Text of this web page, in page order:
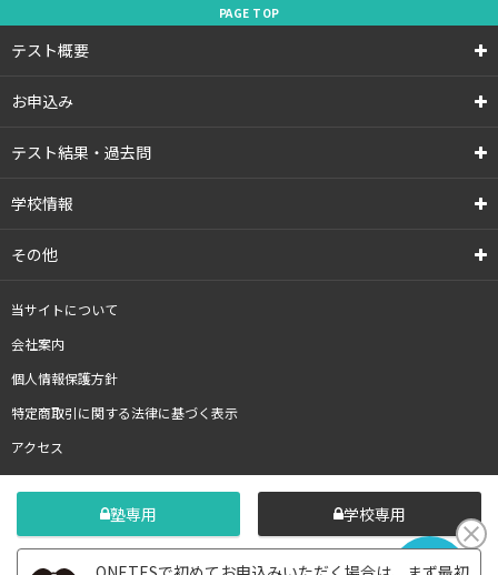
PAGE TOP
テスト概要
お申込み
テスト結果・過去問
学校情報
その他
当サイトについて
会社案内
個人情報保護方針
特定商取引に関する法律に基づく表示
アクセス
塾専用 学校専用